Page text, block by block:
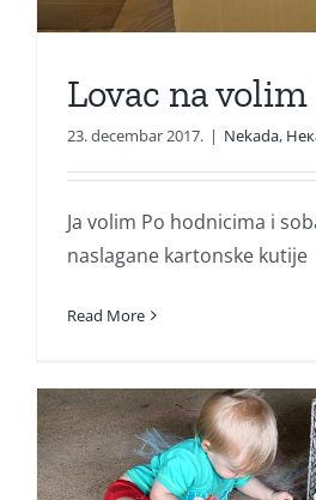
Lovac na
23. decembar 2017. | Nekada,
Ja volim Po hodnicima i
naslagane kartonske kutije
Read More